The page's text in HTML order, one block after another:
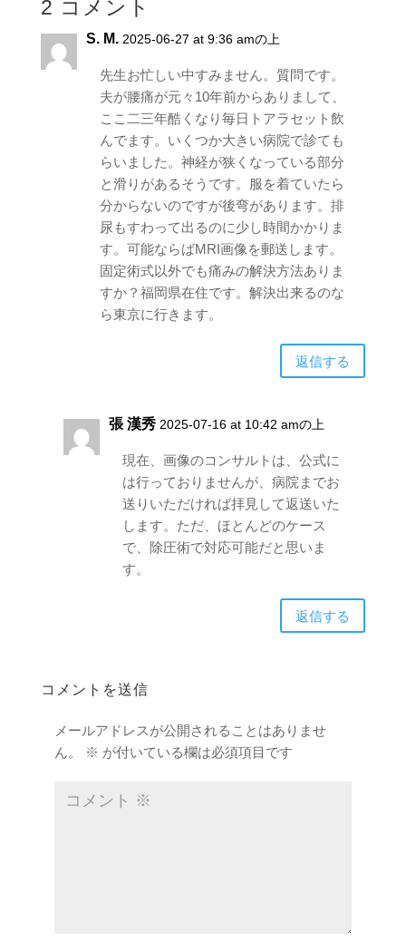
2 コメント
S. M. 2025-06-27 at 9:36 amの上
先生お忙しい中すみません。質問です。
夫が腰痛が元々10年前からありまして、
ここ二三年酷くなり毎日トアラセット飲
んでます。いくつか大きい病院で診ても
らいました。神経が狭くなっている部分
と滑りがあるそうです。服を着ていたら
分からないのですが後弯があります。排
尿もすわって出るのに少し時間かかりま
す。可能ならばMRI画像を郵送します。
固定術式以外でも痛みの解決方法ありま
すか？福岡県在住です。解決出来るのな
ら東京に行きます。
返信する
張 漢秀 2025-07-16 at 10:42 amの上
現在、画像のコンサルトは、公式に
は行っておりませんが、病院までお
送りいただければ拝見して返送いた
します。ただ、ほとんどのケース
で、除圧術で対応可能だと思いま
す。
返信する
コメントを送信
メールアドレスが公開されることはありませ
ん。
※ が付いている欄は必須項目です